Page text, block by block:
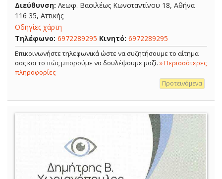
Διεύθυνση: Λεωφ. Βασιλέως Κωνσταντίνου 18, Αθήνα
116 35, Αττικής
Οδηγίες χάρτη
Τηλέφωνο: 6972289295 Κινητό: 6972289295
Επικοινωνήστε τηλεφωνικά ώστε να συζητήσουμε το αίτημα
σας και το πώς μπορούμε να δουλέψουμε μαζί. » Περισσότερες
πληροφορίες
Προτεινόμενα